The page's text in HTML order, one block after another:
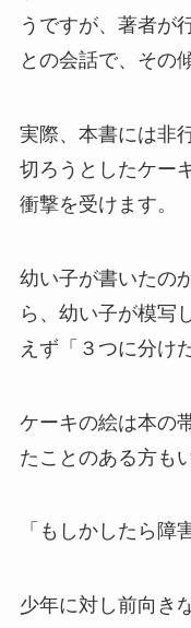
うですが、著者が
との会話で、その
実際、本書には非
切ろうとしたケー
衝撃を受けます。
幼い子が書いたの
ら、幼い子が模写
えず「３つに分け
ケーキの絵は本の
たことのある方も
「もしかしたら障
少年に対し前向き